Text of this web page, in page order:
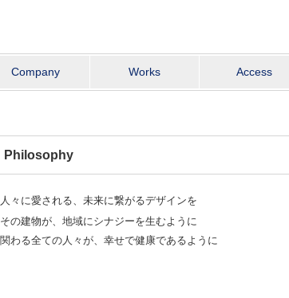
Company Works Access
Philosophy
人々に愛される、未来に繋がるデザインを
その建物が、地域にシナジーを生むように
関わる全ての人々が、幸せで健康であるように